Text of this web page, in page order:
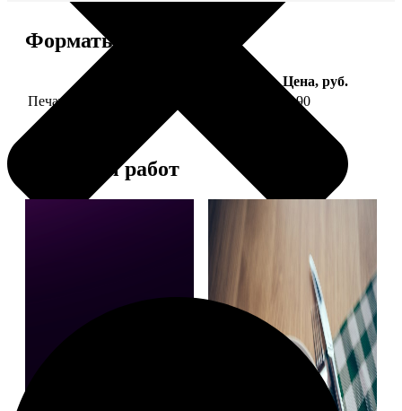
Форматы и цены
Цена, руб.
Печать фото на тарелке диаметром 20 см
1190
Примеры работ